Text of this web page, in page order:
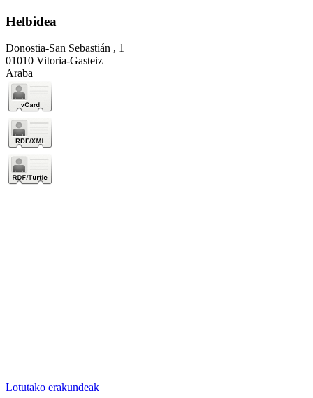
Helbidea
Donostia-San Sebastián , 1
01010 Vitoria-Gasteiz
Araba
Lotutako erakundeak